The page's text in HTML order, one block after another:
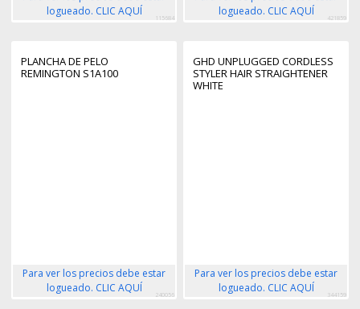
logueado. CLIC AQUÍ
115684
logueado. CLIC AQUÍ
421859
PLANCHA DE PELO
REMINGTON S1A100
Para ver los precios debe estar
logueado. CLIC AQUÍ
240056
GHD UNPLUGGED CORDLESS
STYLER HAIR STRAIGHTENER
WHITE
Para ver los precios debe estar
logueado. CLIC AQUÍ
344159